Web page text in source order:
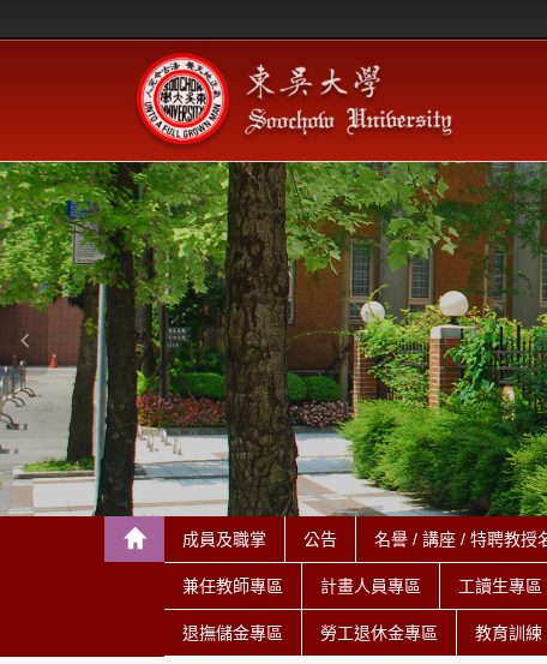
成員及職掌 公告 名譽 / 講座 / 特聘教授
兼任教師專區 計畫人員專區 工讀生專區
退撫儲金專區 勞工退休金專區 教育訓練